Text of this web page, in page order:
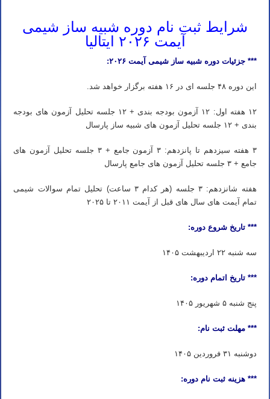
شرایط ثبت نام دوره شبیه ساز شیمی
آیمت ۲۰۲۶ ایتالیا
*** جزئیات دوره شبیه ساز شیمی آیمت ۲۰۲۶:
این دوره ۴۸ جلسه ای در ۱۶ هفته برگزار خواهد شد.
۱۲ هفته اول: ۱۲ آزمون بودجه بندی + ۱۲ جلسه تحلیل آزمون های بودجه
بندی + ۱۲ جلسه تحلیل آزمون های شبیه ساز پارسال
۳ هفته سیزدهم تا پانزدهم: ۳ آزمون جامع + ۳ جلسه تحلیل آزمون های
جامع + ۳ جلسه تحلیل آزمون های جامع پارسال
هفته شانزدهم: ۳ جلسه (هر کدام ۳ ساعت) تحلیل تمام سوالات شیمی
تمام آیمت های سال های قبل از آیمت ۲۰۱۱ تا ۲۰۲۵
*** تاریخ شروع دوره:
سه شنبه ۲۲ اردیبهشت ۱۴۰۵
*** تاریخ اتمام دوره:
پنج شنبه ۵ شهریور ۱۴۰۵
*** مهلت ثبت نام:
دوشنبه ۳۱ فروردین ۱۴۰۵
*** هزینه ثبت نام دوره: